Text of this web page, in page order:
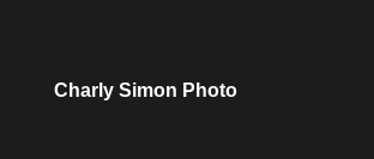
Charly Simon Photo